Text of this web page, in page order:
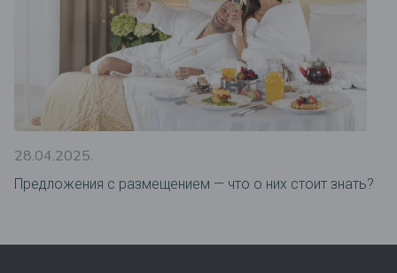
28.04.2025.
Предложения c размещением — что о них стоит знать?